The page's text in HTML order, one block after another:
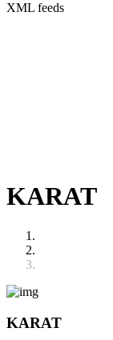
XML feeds
KARAT
KARAT